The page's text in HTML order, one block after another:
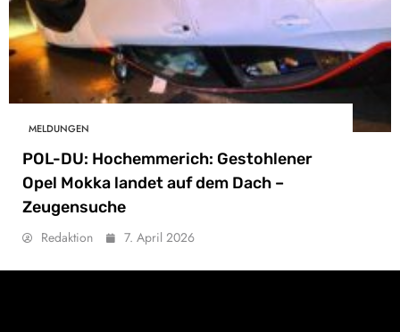
MELDUNGEN
POL-DU: Hochemmerich: Gestohlener
Opel Mokka landet auf dem Dach –
Zeugensuche
Redaktion 7. April 2026